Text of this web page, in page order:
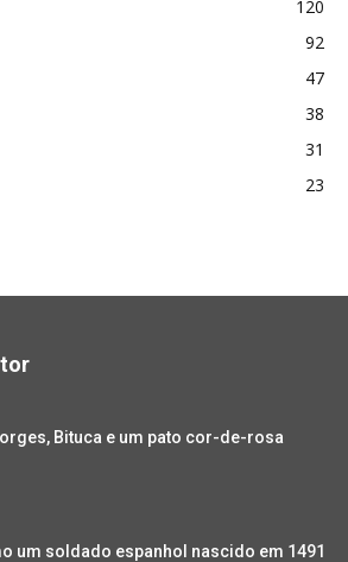
120
92
47
38
31
23
Bituca e um pato cor-de-rosa
um soldado espanhol nascido em 1491